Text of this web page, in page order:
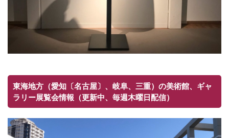
東海地方（愛知〔名古屋〕、岐阜、三重）の美術館、ギャ
ラリー展覧会情報（更新中、毎週木曜日配信）